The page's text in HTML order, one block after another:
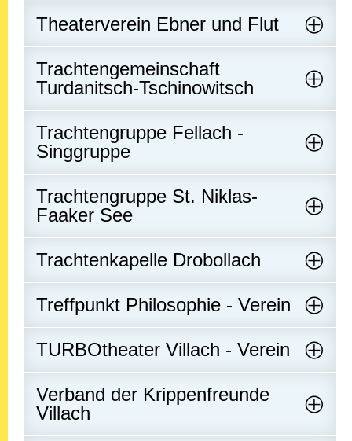
Theaterverein Ebner und Flut
Trachtengemeinschaft
Turdanitsch-Tschinowitsch
Trachtengruppe Fellach -
Singgruppe
Trachtengruppe St. Niklas-
Faaker See
Trachtenkapelle Drobollach
Treffpunkt Philosophie - Verein
TURBOtheater Villach - Verein
Verband der Krippenfreunde
Villach